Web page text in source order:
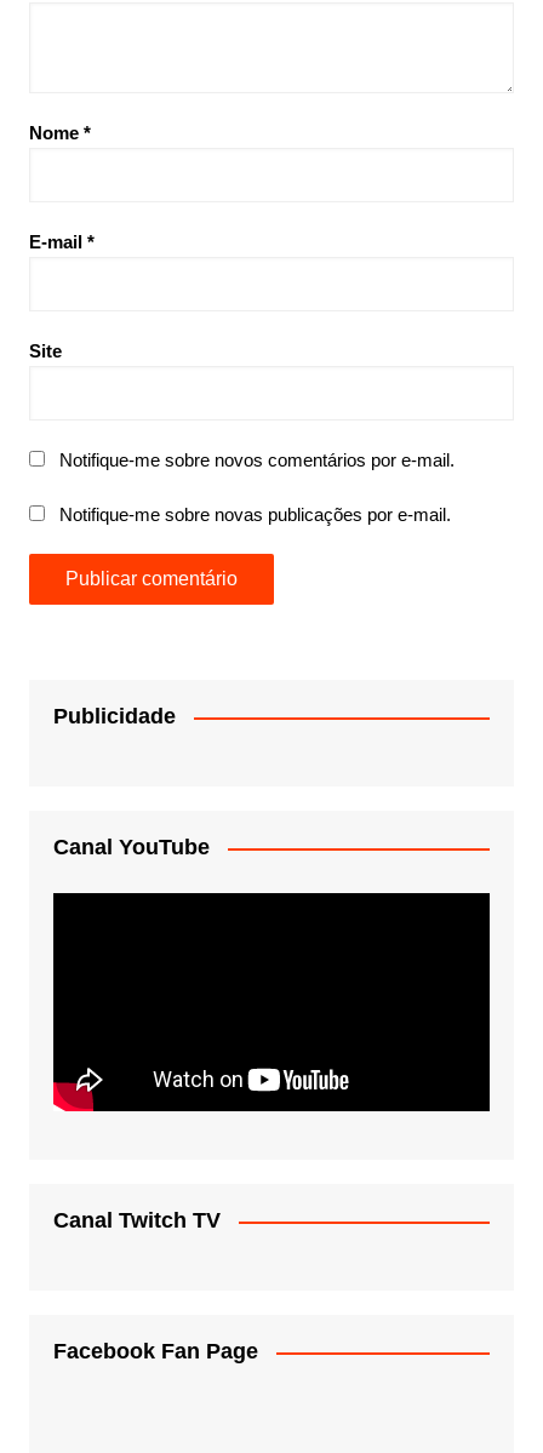
Nome *
E-mail *
Site
Notifique-me sobre novos comentários por e-mail.
Notifique-me sobre novas publicações por e-mail.
Publicidade
Canal YouTube
Canal Twitch TV
Facebook Fan Page